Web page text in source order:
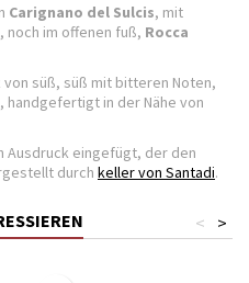
Carignano del Sulcis, mit
, noch im offenen fuß, Rocca
süß, süß mit bitteren Noten,
, handgefertigt in der Nähe von
Ausdruck eingefügt, der den
durch keller von Santadi.
>
<